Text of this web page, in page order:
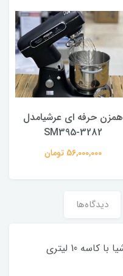
همزن حرفه ای عرشیامدل
SM395-3282
56,000,000 تومان
دیدگاه‌ها
همزن فوق حرفه ای کاسه دار عرشیا با کاسه 10 لیتری